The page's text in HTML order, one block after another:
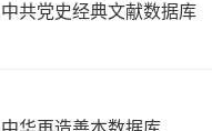
中共党史经典文献数据库